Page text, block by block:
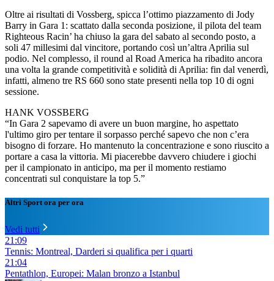
Oltre ai risultati di Vossberg, spicca l’ottimo piazzamento di Jody
Barry in Gara 1: scattato dalla seconda posizione, il pilota del team
Righteous Racin’ ha chiuso la gara del sabato al secondo posto, a
soli 47 millesimi dal vincitore, portando così un’altra Aprilia sul
podio. Nel complesso, il round al Road America ha ribadito ancora
una volta la grande competitività e solidità di Aprilia: fin dal venerdì,
infatti, almeno tre RS 660 sono state presenti nella top 10 di ogni
sessione.
HANK VOSSBERG
“In Gara 2 sapevamo di avere un buon margine, ho aspettato
l'ultimo giro per tentare il sorpasso perché sapevo che non c’era
bisogno di forzare. Ho mantenuto la concentrazione e sono riuscito a
portare a casa la vittoria. Mi piacerebbe davvero chiudere i giochi
per il campionato in anticipo, ma per il momento restiamo
concentrati sul conquistare la top 5.”
Altri Sport ora per ora
Vedi tutti
21:09
Tennis: Montreal, Darderi si qualifica per i quarti
21:04
Pentathlon, Europei: Malan bronzo a Istanbul